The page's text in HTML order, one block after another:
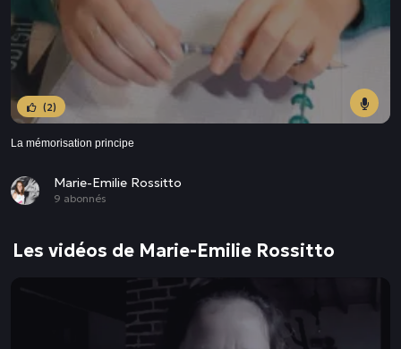
(2)
La mémorisation principe
Marie-Emilie Rossitto
9 abonnés
Les vidéos de Marie-Emilie Rossitto